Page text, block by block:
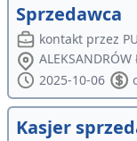
Sprzedawca
kontakt przez
ALEKSANDRÓW
2025-10-06
Kasjer